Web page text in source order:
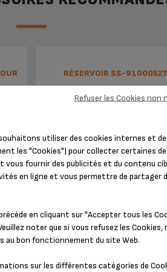
RÉSERVOIR SS-
Amovible pour un remplissage
Indisponible,Tenez-moi
utiliser des cookies internes et
les "Cookies") pour collecter certaines de
vous fournir des publicités et du contenu
en ligne et vous permettre de partager
en cliquant sur "Accepter tous les
noter que si vous refusez les Cookies,
au bon fonctionnement du site Web.
sur les différentes catégories de
Refuser les Cookies non